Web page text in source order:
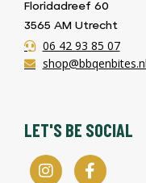
Floridadreef 60
3565 AM Utrecht
06 42 93 85 07
shop@bbqenbites.nl
LET'S BE SOCIAL